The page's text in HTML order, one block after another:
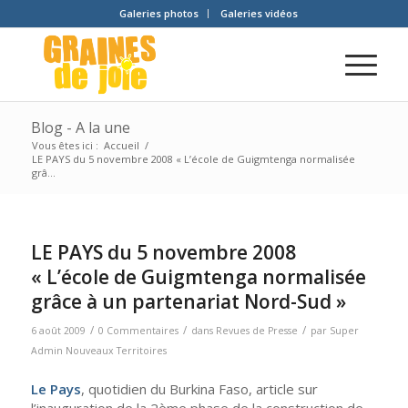
Galeries photos Galeries vidéos
Blog - A la une
Vous êtes ici : Accueil /
LE PAYS du 5 novembre 2008 « L’école de Guigmtenga normalisée
grâ...
LE PAYS du 5 novembre 2008
« L’école de Guigmtenga normalisée
grâce à un partenariat Nord-Sud »
6 août 2009 / 0 Commentaires / dans Revues de Presse / par Super
Admin Nouveaux Territoires
Le Pays, quotidien du Burkina Faso, article sur